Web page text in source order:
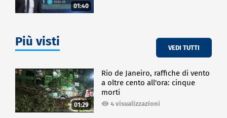
01:40
Più visti VEDI TUTTI
01:29
Rio de Janeiro, raffiche di vento
a oltre cento all'ora: cinque
morti
4 visualizzazioni